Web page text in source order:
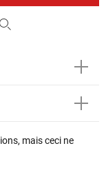
mais ceci ne